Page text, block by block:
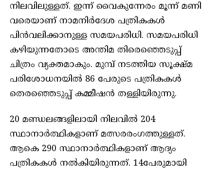
നിലവിലുള്ളത്. ഇന്ന് വൈകുന്നേരം മൂന്ന് മണി
വരെയാണ് നാമനിർദേശ പത്രികകൾ
പിൻവലിക്കാനുള്ള സമയപരിധി. സമയപരിധി
കഴിയുന്നതോടെ അന്തിമ തിരെഞ്ഞെടുപ്പ്
ചിത്രം വ്യക്തമാകും. മുമ്പ് നടത്തിയ സൂക്ഷ്മ
പരിശോധനയിൽ 86 പേരുടെ പത്രികകൾ
തെരഞ്ഞെടുപ്പ് കമ്മീഷൻ തള്ളിയിരുന്നു.
20 മണ്ഡലങ്ങളിലായി നിലവിൽ 204
സ്ഥാനാര്‍ത്ഥികളാണ് മത്സരരംഗത്തുള്ളത്.
ആകെ 290 സ്ഥാനാര്‍ത്ഥികളാണ് ആദ്യം
പത്രികകൾ നൽകിയിരുന്നത്. 14പേരുമായി